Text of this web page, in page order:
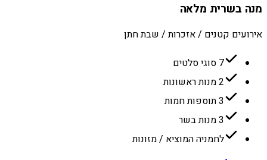
מנה בשרית מלאה
אירועים קטנים / אזכרות / שבת חתן
7 סוגי סלטים
2 מנות ראשונות
3 תוספות חמות
3 מנות בשר
לחמניה המוציא / מזונות